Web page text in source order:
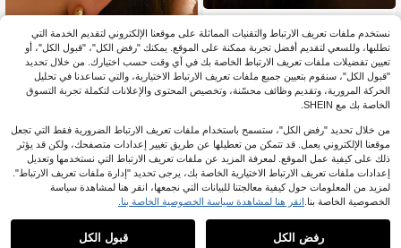
لقامة القصيرة، تصميم إبداعي، أليف وجمي
ل، مناسب للارتداء اليومي، هدية مناسبة
لأصحاب الحيوانات الأليفة
JOD0.81
%10- بعد الكوبون
Livesso
Livesso زوج واحد من أقراط الحلق الدائ
تخدام اليومي للنساء
JOD1.30
نستخدم ملفات تعريف الارتباط والتقنيات المماثلة على موقعنا الإلكتروني لتقديم الخدمة التي
تطلبها، وللسعي لتقديم أفضل تجربة ممكنة على الموقع. يمكنك "رفض الكل"، "قبول الكل"، أو
تعيين تفضيلات ملفات تعريف الارتباط الخاصة بك في أي وقت حسب اختيارك. من خلال تحديد
"قبول الكل"، سنقوم بتعيين جميع ملفات تعريف الارتباط الاختيارية، والتي تساعدنا في تحليل
الحركة المرورية، وتقديم وظائف محسّنة، وتخصيص المحتوى والإعلانات لتكملة تجربة التسوق
الخاصة بك مع SHEIN.
من خلال تحديد "رفض الكل"، ستسمح باستخدام ملفات تعريف الارتباط الضرورية فقط التي تجعل
موقعنا الإلكتروني يعمل. قد تتمكن من تعطيلها عن طريق تغيير إعدادات متصفحك، ولكن قد يؤثر
ذلك على كيفية عمل الموقع. لمعرفة المزيد عن ملفات تعريف الارتباط التي نستخدمها وتعديل
إعدادات ملفات تعريف الارتباط الاختيارية الخاصة بك، يرجى تحديد "إدارة ملفات تعريف الارتباط".
لمزيد من المعلومات حول كيفية معالجتنا للبيانات التي نجمعها، انقر هنا لمشاهدة سياسة
الخصوصية الخاصة بنا. انقر هنا لمشاهدة سياسة الخصوصية الخاصة بنا.
رفض الكل قبول الكل